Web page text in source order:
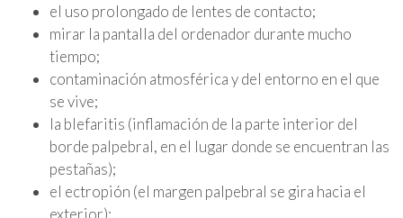
el uso prolongado de lentes de contacto;
mirar la pantalla del ordenador durante mucho
tiempo;
contaminación atmosférica y del entorno en el que
se vive;
la blefaritis (inflamación de la parte interior del
borde palpebral, en el lugar donde se encuentran las
pestañas);
el ectropión (el margen palpebral se gira hacia el